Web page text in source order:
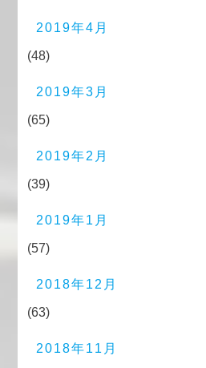
2019年4月
(48)
2019年3月
(65)
2019年2月
(39)
2019年1月
(57)
2018年12月
(63)
2018年11月